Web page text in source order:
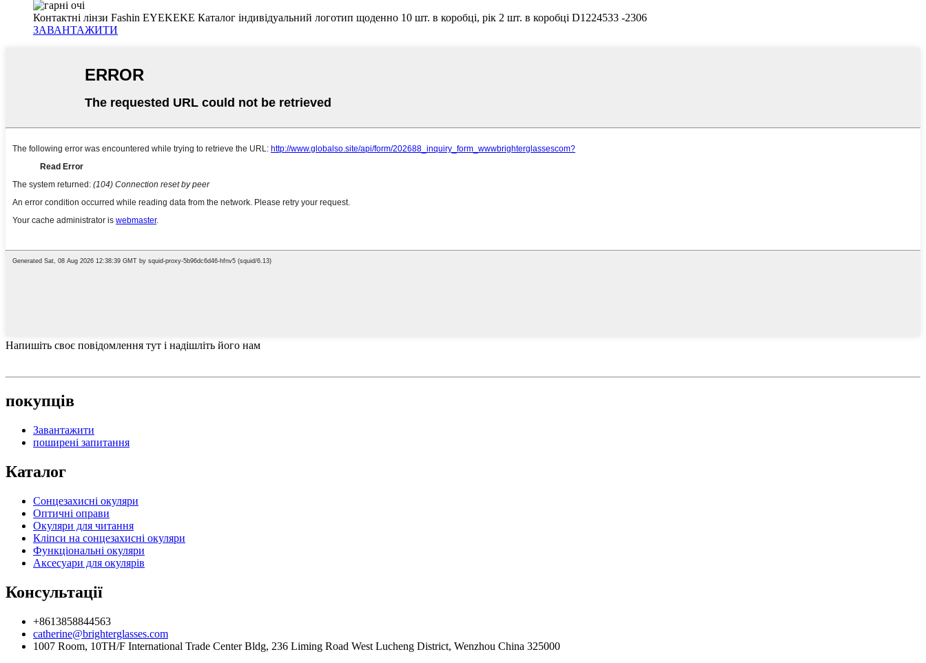
Контактні лінзи Fashin EYEKEKE Каталог індивідуальний логотип щоденно 10 шт. в коробці, рік 2 шт. в коробці D1224533 -2306
ЗАВАНТАЖИТИ
Напишіть своє повідомлення тут і надішліть його нам
покупців
Завантажити
поширені запитання
Каталог
Сонцезахисні окуляри
Оптичні оправи
Окуляри для читання
Кліпси на сонцезахисні окуляри
Функціональні окуляри
Аксесуари для окулярів
Консультації
+8613858844563
catherine@brighterglasses.com
1007 Room, 10TH/F International Trade Center Bldg, 236 Liming Road West Lucheng District, Wenzhou China 325000